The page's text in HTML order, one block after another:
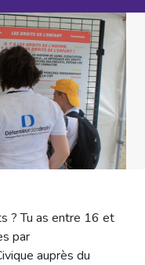
? Tu as entre 16 et
par
auprès du